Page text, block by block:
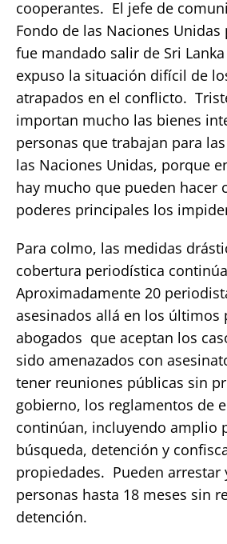
cooperantes. El jefe de
Fondo de las Naciones Unidas
fue mandado salir de Sri
expuso la situación difícil de
atrapados en el conflicto.
importan mucho las bienes
personas que trabajan para
las Naciones Unidas, porque
hay mucho que pueden hacer
poderes principales los
Para colmo, las medidas
cobertura periodística
Aproximadamente 20
asesinados allá en los últimos
abogados que aceptan los
sido amenazados con
tener reuniones públicas sin
gobierno, los reglamentos de
continúan, incluyendo amplio
búsqueda, detención y
propiedades. Pueden arrestar
personas hasta 18 meses sin
detención.